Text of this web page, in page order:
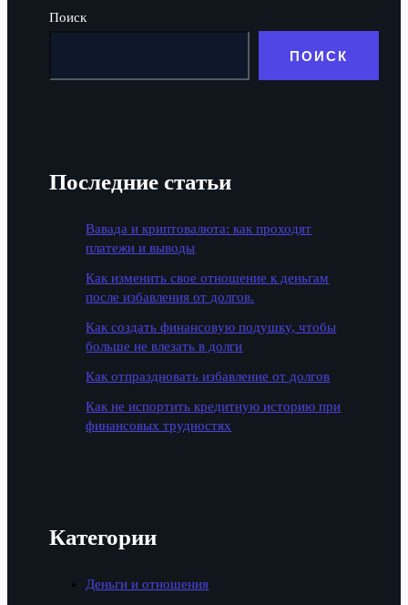
Поиск
ПОИСК
Последние статьи
Вавада и криптовалюта: как проходят
платежи и выводы
Как изменить свое отношение к деньгам
после избавления от долгов.
Как создать финансовую подушку, чтобы
больше не влезать в долги
Как отпраздновать избавление от долгов
Как не испортить кредитную историю при
финансовых трудностях
Категории
Деньги и отношения